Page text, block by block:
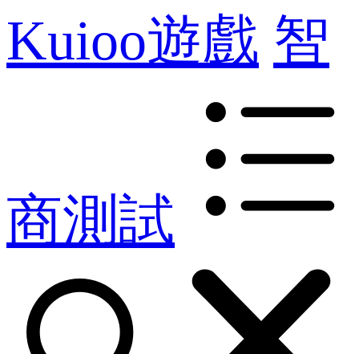
Kuioo遊戲 智
商測試